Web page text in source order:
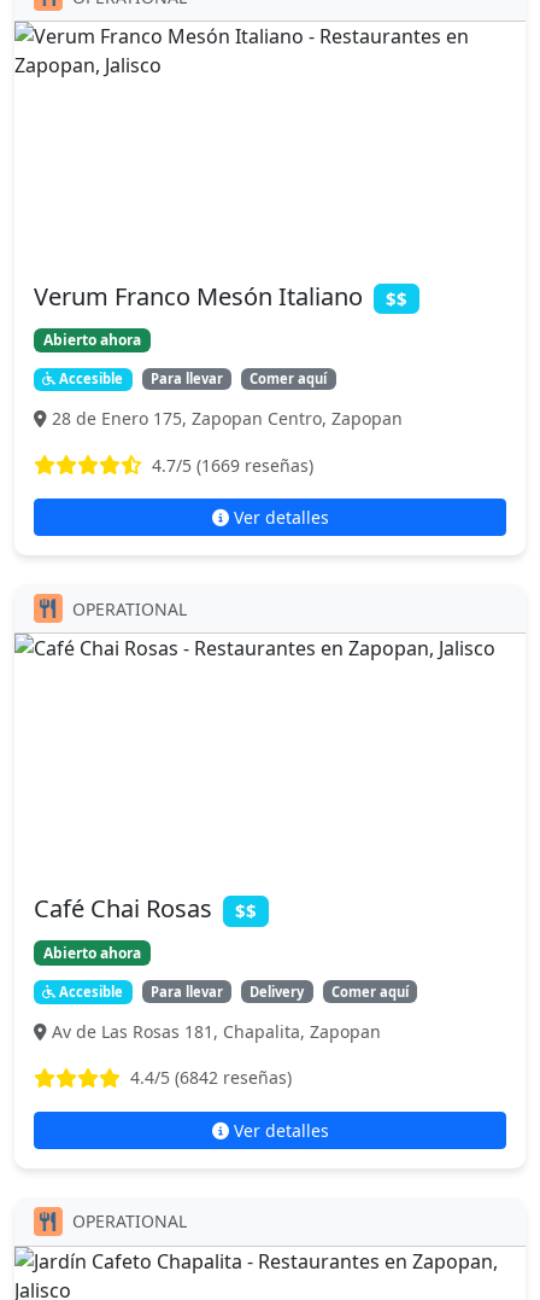
Verum Franco Mesón Italiano $$
Abierto ahora
Accesible Para llevar Comer aquí
28 de Enero 175, Zapopan Centro, Zapopan
4.7/5 (1669 reseñas)
Ver detalles
OPERATIONAL
Café Chai Rosas $$
Abierto ahora
Accesible Para llevar Delivery Comer aquí
Av de Las Rosas 181, Chapalita, Zapopan
4.4/5 (6842 reseñas)
Ver detalles
OPERATIONAL